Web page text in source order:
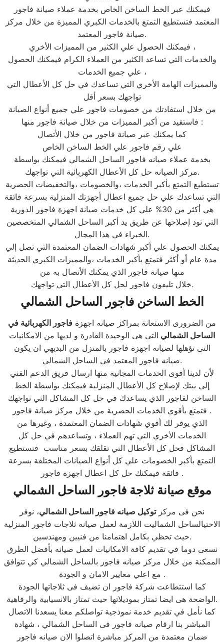
فيمكنك عبر الخط الساخن الخاص بخدمة عملاء صيانة فاجور
المعتمد فتستطيع التمتع بالخدمات الكبري المميزة من خلال مركز
صيانة فاجور المعتمد.
فيمكنك الحصول علي الكثير من المميزات الأخري ،
والخدمات التي تساعد الكثير من العملاء الكرام فيمكنك الحصول
علي جميع الخدمات ،
والمميزات الهامة الأخري التي تساعدك في حل كل الأعطال التي
تواجهك بسعر أقل
من خلال استفادتك من خصومات فاجور علي جميع أنواع الصيانة
فاستفيد من أكبر المميزات من خلال صيانة فاجور منها :
كما يمكنك عبر صيانة فاجور من خلال الأتصال
علي رقم فاجور علي الخط الساخن الخاص
بخدمة عملاء صيانه فاجور الساحل الشمالي فيمكنك بواسطة
مركز الصيانه حل كل الأعطال الكهربائية التي تواجهك.
تستطيع التمتع بأكبر الخدمات ،والخصومات ،والتخفيضات الحصرية
التي تساعدك علي حل جميع اعطال أجهزتك المنزلية بسرعة فائقة
هي أكثر من 30% علي كل خدمات صيانة اجهزة فاجور الدورية
التي تود إصلاحها عن طريق يد أكبر الساحل الشمالي المتخصصين
الخبراء في هذا المجال.
يمكنك الحصول علي أكبر شهادات الضمان المعتمدة التي تصل إلي
مدة عام أو أكثر فتمتع بأكبر الخدمات ،والمميزات الكبري الحديثة
منها صيانة فاجور الذي يمكنك الأتصال به من
خلال تليفون فاجور لحل كل الأعطال التي تواجهك.
الخط الساخن فاجور الساحل الشمالي
من الضرورى الاستعانة بمراكز صيانه اجهزة فاجور الكهربائية في
الساحل الشمالي التى هى الوحيدة القادرة و لديها من الامكانيات
التى تؤهلها لصيانه اجهزة فاجور بالمنزل من البديهي ان يكون
صيانه فاجور المعتمد فى الساحل الشمالي.
لأن لدينا أقوى الخدمات المجانية منها ارسال فريق الدعم الفني
إلي بيتك لإصلاح كل الأعطال المنزلية فيمكنك بواسطة الخط
الساخن لفاجور الذي يساعدك في حل كل المشاكل التي تواجهك
فتمتع بأقوي الخدمات الحصرية من خلال مركز صيانة فاجور .
الذي يوفر لك أقوي شهادات الضمان المعتمدة ، وغيرها من
الخدمات الأخري التي تهم العملاء ، وتساعدهم في حل كل
المشاكل فحل كل الأعطال التي تقلقك بسعر مناسب فتستطيع
التمتع بأكبر الخصومات علي كل أنواع الصيانات المختلفة بسرعة
فائقة فيمكنك حل كل اعطال اجهزة فاجور .
موقع صيانة ثلاجة فاجور الساحل الشمالي
نحن فى مركزتوكيل صيانه فاجور الساحل الشمالي، نوفر
الاحتيالساحل الشماليت اللازمة لعمل صيانه ثلاجات فاجور المنزلية
حيث تحظي بكامل اهتمامنا من فنيين ومهندسين.
نسعى دوما في تقديم كافة الامكانيات لعمل صيانه بأفضل الطرق
الممكنة من خلال مركز صيانه فاجور بالساحل الشمالي كي تتوافق
مع اعلي معايير الامان و الجودة .
كما استتطاعت شركة فاجور ان تضيف فى ثلاجاتها الجودة
الواضحة هى ايضا تمتاز بموديلاتها حيث تمتاز بالانسيابية والرفاهية.
كما نأمل في تقديم خدمة نموذجية تواصلكم معنا يسعدنا الاتصال
المباشر بنا ارقام صيانه فاجور فى الساحل الشمالي ، شهادة
ضمان معتمدة من المركز مباشرة اتصلوا الان صيانه فاجور